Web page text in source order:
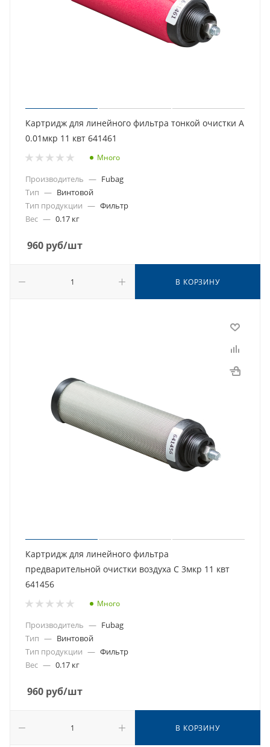
Картридж для линейного фильтра тонкой очистки А
0.01мкр 11 квт 641461
Много
Производитель — Fubag
Тип — Винтовой
Тип продукции — Фильтр
Вес — 0.17 кг
960 руб/шт
В КОРЗИНУ
Картридж для линейного фильтра
предварительной очистки воздуха С 3мкр 11 квт
641456
Много
Производитель — Fubag
Тип — Винтовой
Тип продукции — Фильтр
Вес — 0.17 кг
960 руб/шт
В КОРЗИНУ